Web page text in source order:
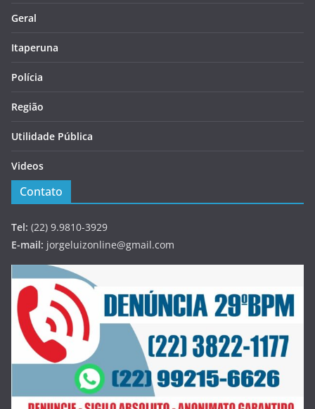
Geral
Itaperuna
Polícia
Região
Utilidade Pública
Videos
Contato
Tel: (22) 9.9810-3929
E-mail: jorgeluizonline@gmail.com